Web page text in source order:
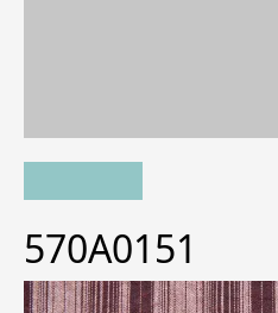
570A0151